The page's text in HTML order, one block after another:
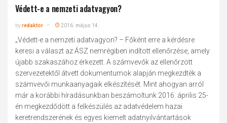
Védett-e a nemzeti adatvagyon?
byredaktor 2016. május 14.
„Védett-e a nemzeti adatvagyon? – Főként erre a kérdésre
keresi a választ az ÁSZ nemrégiben indított ellenőrzése, amely
újabb szakaszához érkezett. A számvevők az ellenőrzött
szervezetektől átvett dokumentumok alapján megkezdték a
számvevői munkaanyagaik elkészítését. Mint ahogyan arról
már a korábbi híradásunkban beszámoltunk 2016. április 25-
én megkezdődött a felkészülés az adatvédelem hazai
keretrendszerének és egyes kiemelt adatnyilvántartások